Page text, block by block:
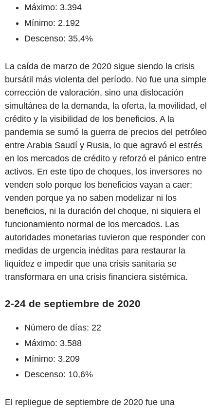
Máximo: 3.394
Mínimo: 2.192
Descenso: 35,4%
La caída de marzo de 2020 sigue siendo la crisis
bursátil más violenta del período. No fue una simple
corrección de valoración, sino una dislocación
simultánea de la demanda, la oferta, la movilidad, el
crédito y la visibilidad de los beneficios. A la
pandemia se sumó la guerra de precios del petróleo
entre Arabia Saudí y Rusia, lo que agravó el estrés
en los mercados de crédito y reforzó el pánico entre
activos. En este tipo de choques, los inversores no
venden solo porque los beneficios vayan a caer;
venden porque ya no saben modelizar ni los
beneficios, ni la duración del choque, ni siquiera el
funcionamiento normal de los mercados. Las
autoridades monetarias tuvieron que responder con
medidas de urgencia inéditas para restaurar la
liquidez e impedir que una crisis sanitaria se
transformara en una crisis financiera sistémica.
2-24 de septiembre de 2020
Número de días: 22
Máximo: 3.588
Mínimo: 3.209
Descenso: 10,6%
El repliegue de septiembre de 2020 fue una